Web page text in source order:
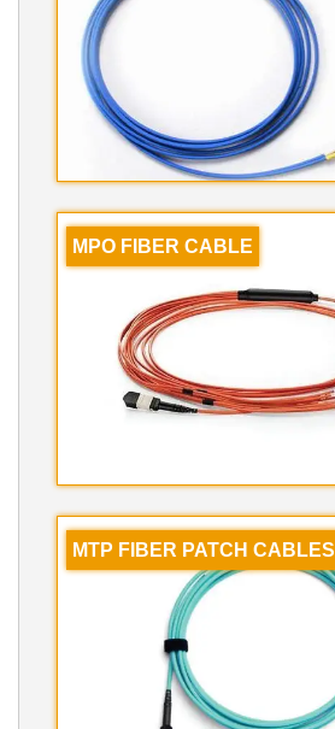
MPO FIBER CABLE
MTP FIBER PATCH CABLES